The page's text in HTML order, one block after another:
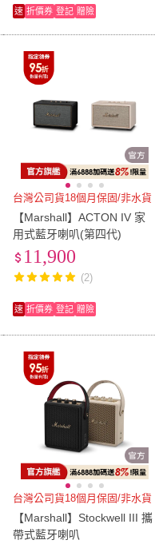
速 折價券 登記 贈險
台灣公司貨18個月保固/非水貨
【Marshall】ACTON IV 家
用式藍牙喇叭(第四代)
11,900
(2)
速 折價券 登記 贈險
台灣公司貨18個月保固/非水貨
【Marshall】Stockwell III 攜
帶式藍牙喇叭